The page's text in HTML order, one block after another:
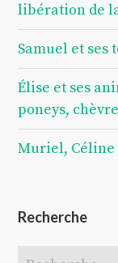
libération de
Samuel et ses
Élise et ses
poneys,
Muriel,
Recherche